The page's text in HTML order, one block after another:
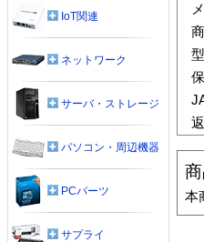
本
IoT関連
ネットワーク
サーバ・ストレージ
パソコン・周辺機器
PCパーツ
サプライ